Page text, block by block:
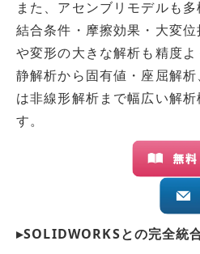
また、アセンブリモデルも
結合条件・摩擦効果・大変
や変形の大きな解析も精度
静解析から固有値・座屈解
は非線形解析まで幅広い解
す。
▸SOLIDWORKSとの完全統